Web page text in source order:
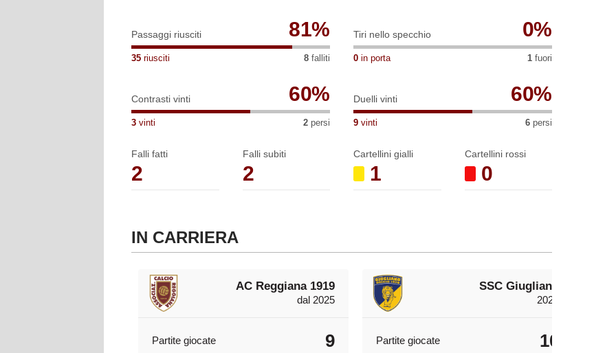
Passaggi riusciti 81%
35 riusciti 8 falliti
Tiri nello specchio 0%
0 in porta 1 fuori
Contrasti vinti 60%
3 vinti 2 persi
Duelli vinti 60%
9 vinti 6 persi
Falli fatti
2
Falli subiti
2
Cartellini gialli
1
Cartellini rossi
0
IN CARRIERA
AC Reggiana 1919
dal 2025
Partite giocate 9
SSC Giugliano
2025
Partite giocate 10